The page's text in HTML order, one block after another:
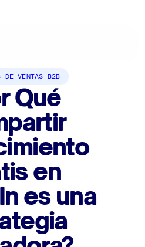
DE VENTAS B2B
Qué
en
es una